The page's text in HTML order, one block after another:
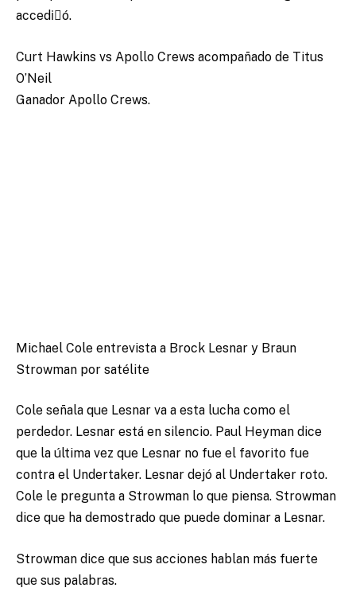
accediٕó.
Curt Hawkins vs Apollo Crews acompañado de Titus
O’Neil
Ganador Apollo Crews.
Michael Cole entrevista a Brock Lesnar y Braun
Strowman por satélite
Cole señala que Lesnar va a esta lucha como el
perdedor. Lesnar está en silencio. Paul Heyman dice
que la última vez que Lesnar no fue el favorito fue
contra el Undertaker. Lesnar dejó al Undertaker roto.
Cole le pregunta a Strowman lo que piensa. Strowman
dice que ha demostrado que puede dominar a Lesnar.
Strowman dice que sus acciones hablan más fuerte
que sus palabras.